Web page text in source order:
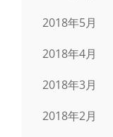
2018年5月
2018年4月
2018年3月
2018年2月